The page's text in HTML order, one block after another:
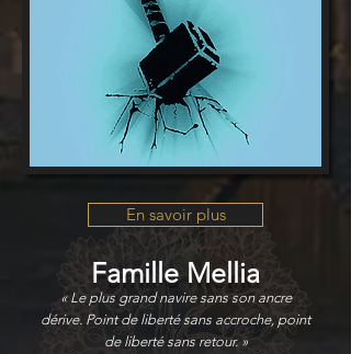
En savoir plus
Famille Mellia
« Le plus grand navire sans son ancre
dérive. Point de liberté sans accroche, point
de liberté sans retour. »